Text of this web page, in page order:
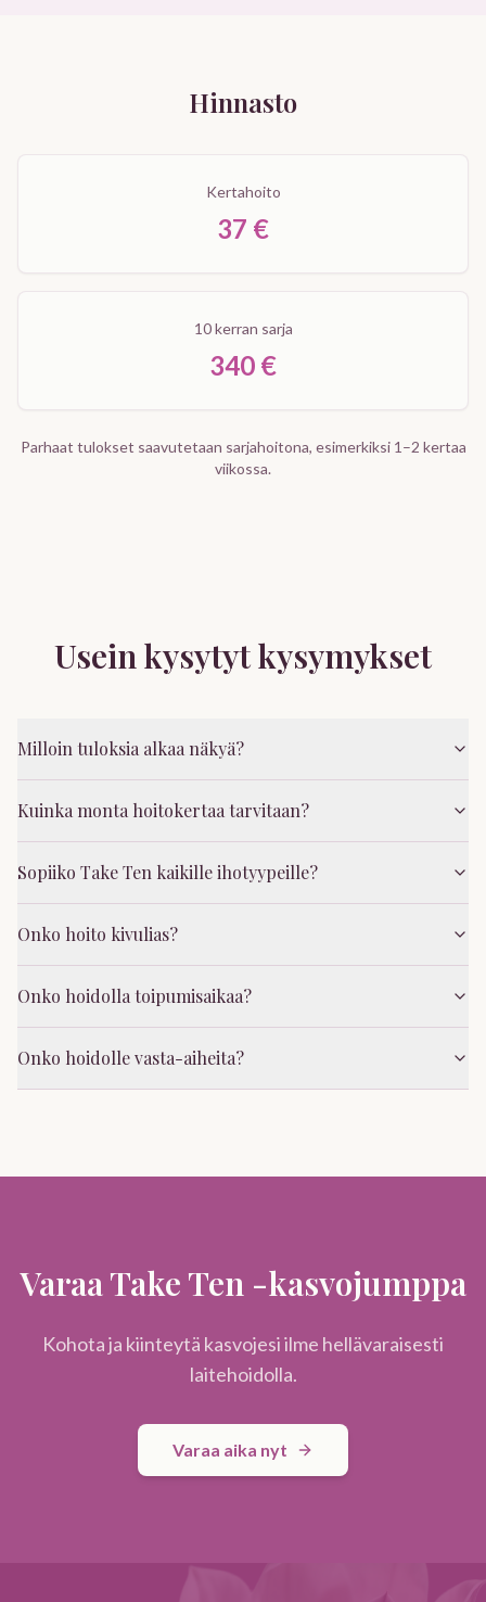
Hinnasto
Kertahoito
37 €
10 kerran sarja
340 €
Parhaat tulokset saavutetaan sarjahoitona, esimerkiksi 1–2 kertaa
viikossa.
Usein kysytyt kysymykset
Milloin tuloksia alkaa näkyä?
Kuinka monta hoitokertaa tarvitaan?
Sopiiko Take Ten kaikille ihotyypeille?
Onko hoito kivulias?
Onko hoidolla toipumisaikaa?
Onko hoidolle vasta-aiheita?
Varaa Take Ten -kasvojumppa
Kohota ja kiinteytä kasvojesi ilme hellävaraisesti
laitehoidolla.
Varaa aika nyt